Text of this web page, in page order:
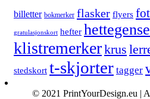
billetter bokmerker flasker flyers
gratulasjonskort hefter
klistremerkerkrus
stedskort t-skjorter tagger
© 2021 PrintYourDesign.eu |